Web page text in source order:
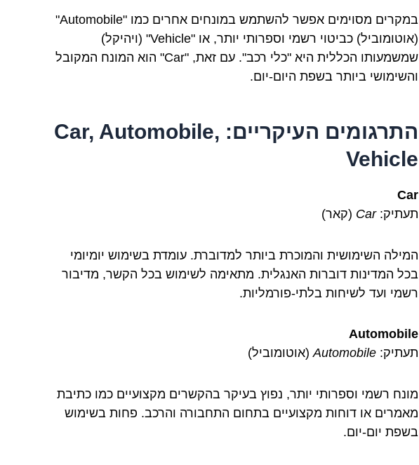
במקרים מסוימים אפשר להשתמש במונחים אחרים כמו "Automobile"
(אוטומוביל) כביטוי רשמי וספרותי יותר, או "Vehicle" (ויהיקל)
שמשמעותו הכללית היא "כלי רכב". עם זאת, "Car" הוא המונח המקובל
והשימושי ביותר בשפת היום-יום.
התרגומים העיקריים: Car, Automobile,
Vehicle
Car
תעתיק:Car (קאר)
המילה השימושית והמוכרת ביותר למדוברת. עומדת בשימוש יומיומי
בכל המדינות דוברות האנגלית. מתאימה לשימוש בכל הקשר, מדיבור
רשמי ועד לשיחות בלתי-פורמליות.
Automobile
תעתיק:Automobile(אוטומוביל)
מונח רשמי וספרותי יותר, נפוץ בעיקר בהקשרים מקצועיים כמו כתיבת
מאמרים או דוחות מקצועיים בתחום התחבורה והרכב. פחות בשימוש
בשפת יום-יום.